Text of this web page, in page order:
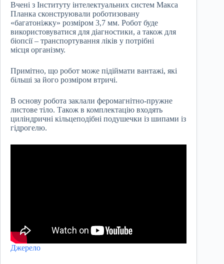
Вчені з Інституту інтелектуальних систем Макса
Планка сконструювали роботизовану
«багатоніжку» розміром 3,7 мм. Робот буде
використовуватися для діагностики, а також для
біопсії – транспортування ліків у потрібні
місця організму.
Примітно, що робот може підіймати вантажі, які
більші за його розміром втричі.
В основу робота заклали феромагнітно-пружне
листове тіло. Також в комплектацію входять
циліндричні кільцеподібні подушечки із шипами із
гідрогелю.
Джерело